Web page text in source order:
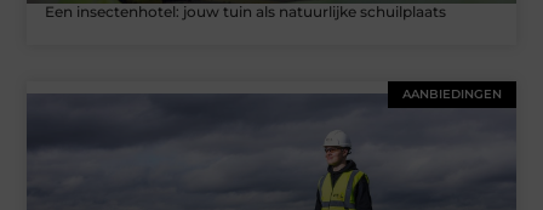
Een insectenhotel: jouw tuin als natuurlijke schuilplaats
AANBIEDINGEN